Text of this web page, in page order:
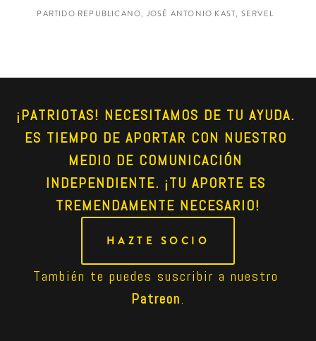
PARTIDO REPUBLICANO, JOSÉ ANTONIO KAST, SERVEL
¡PATRIOTAS! NECESITAMOS DE TU AYUDA.
ES TIEMPO DE APORTAR CON NUESTRO
MEDIO DE COMUNICACIÓN
INDEPENDIENTE. ¡TU APORTE ES
TREMENDAMENTE NECESARIO!
HAZTE SOCIO
Patreon.